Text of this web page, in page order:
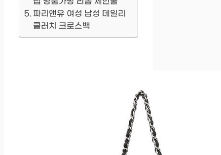
파리앤유 여성 남성 데일리
클러치 크로스백